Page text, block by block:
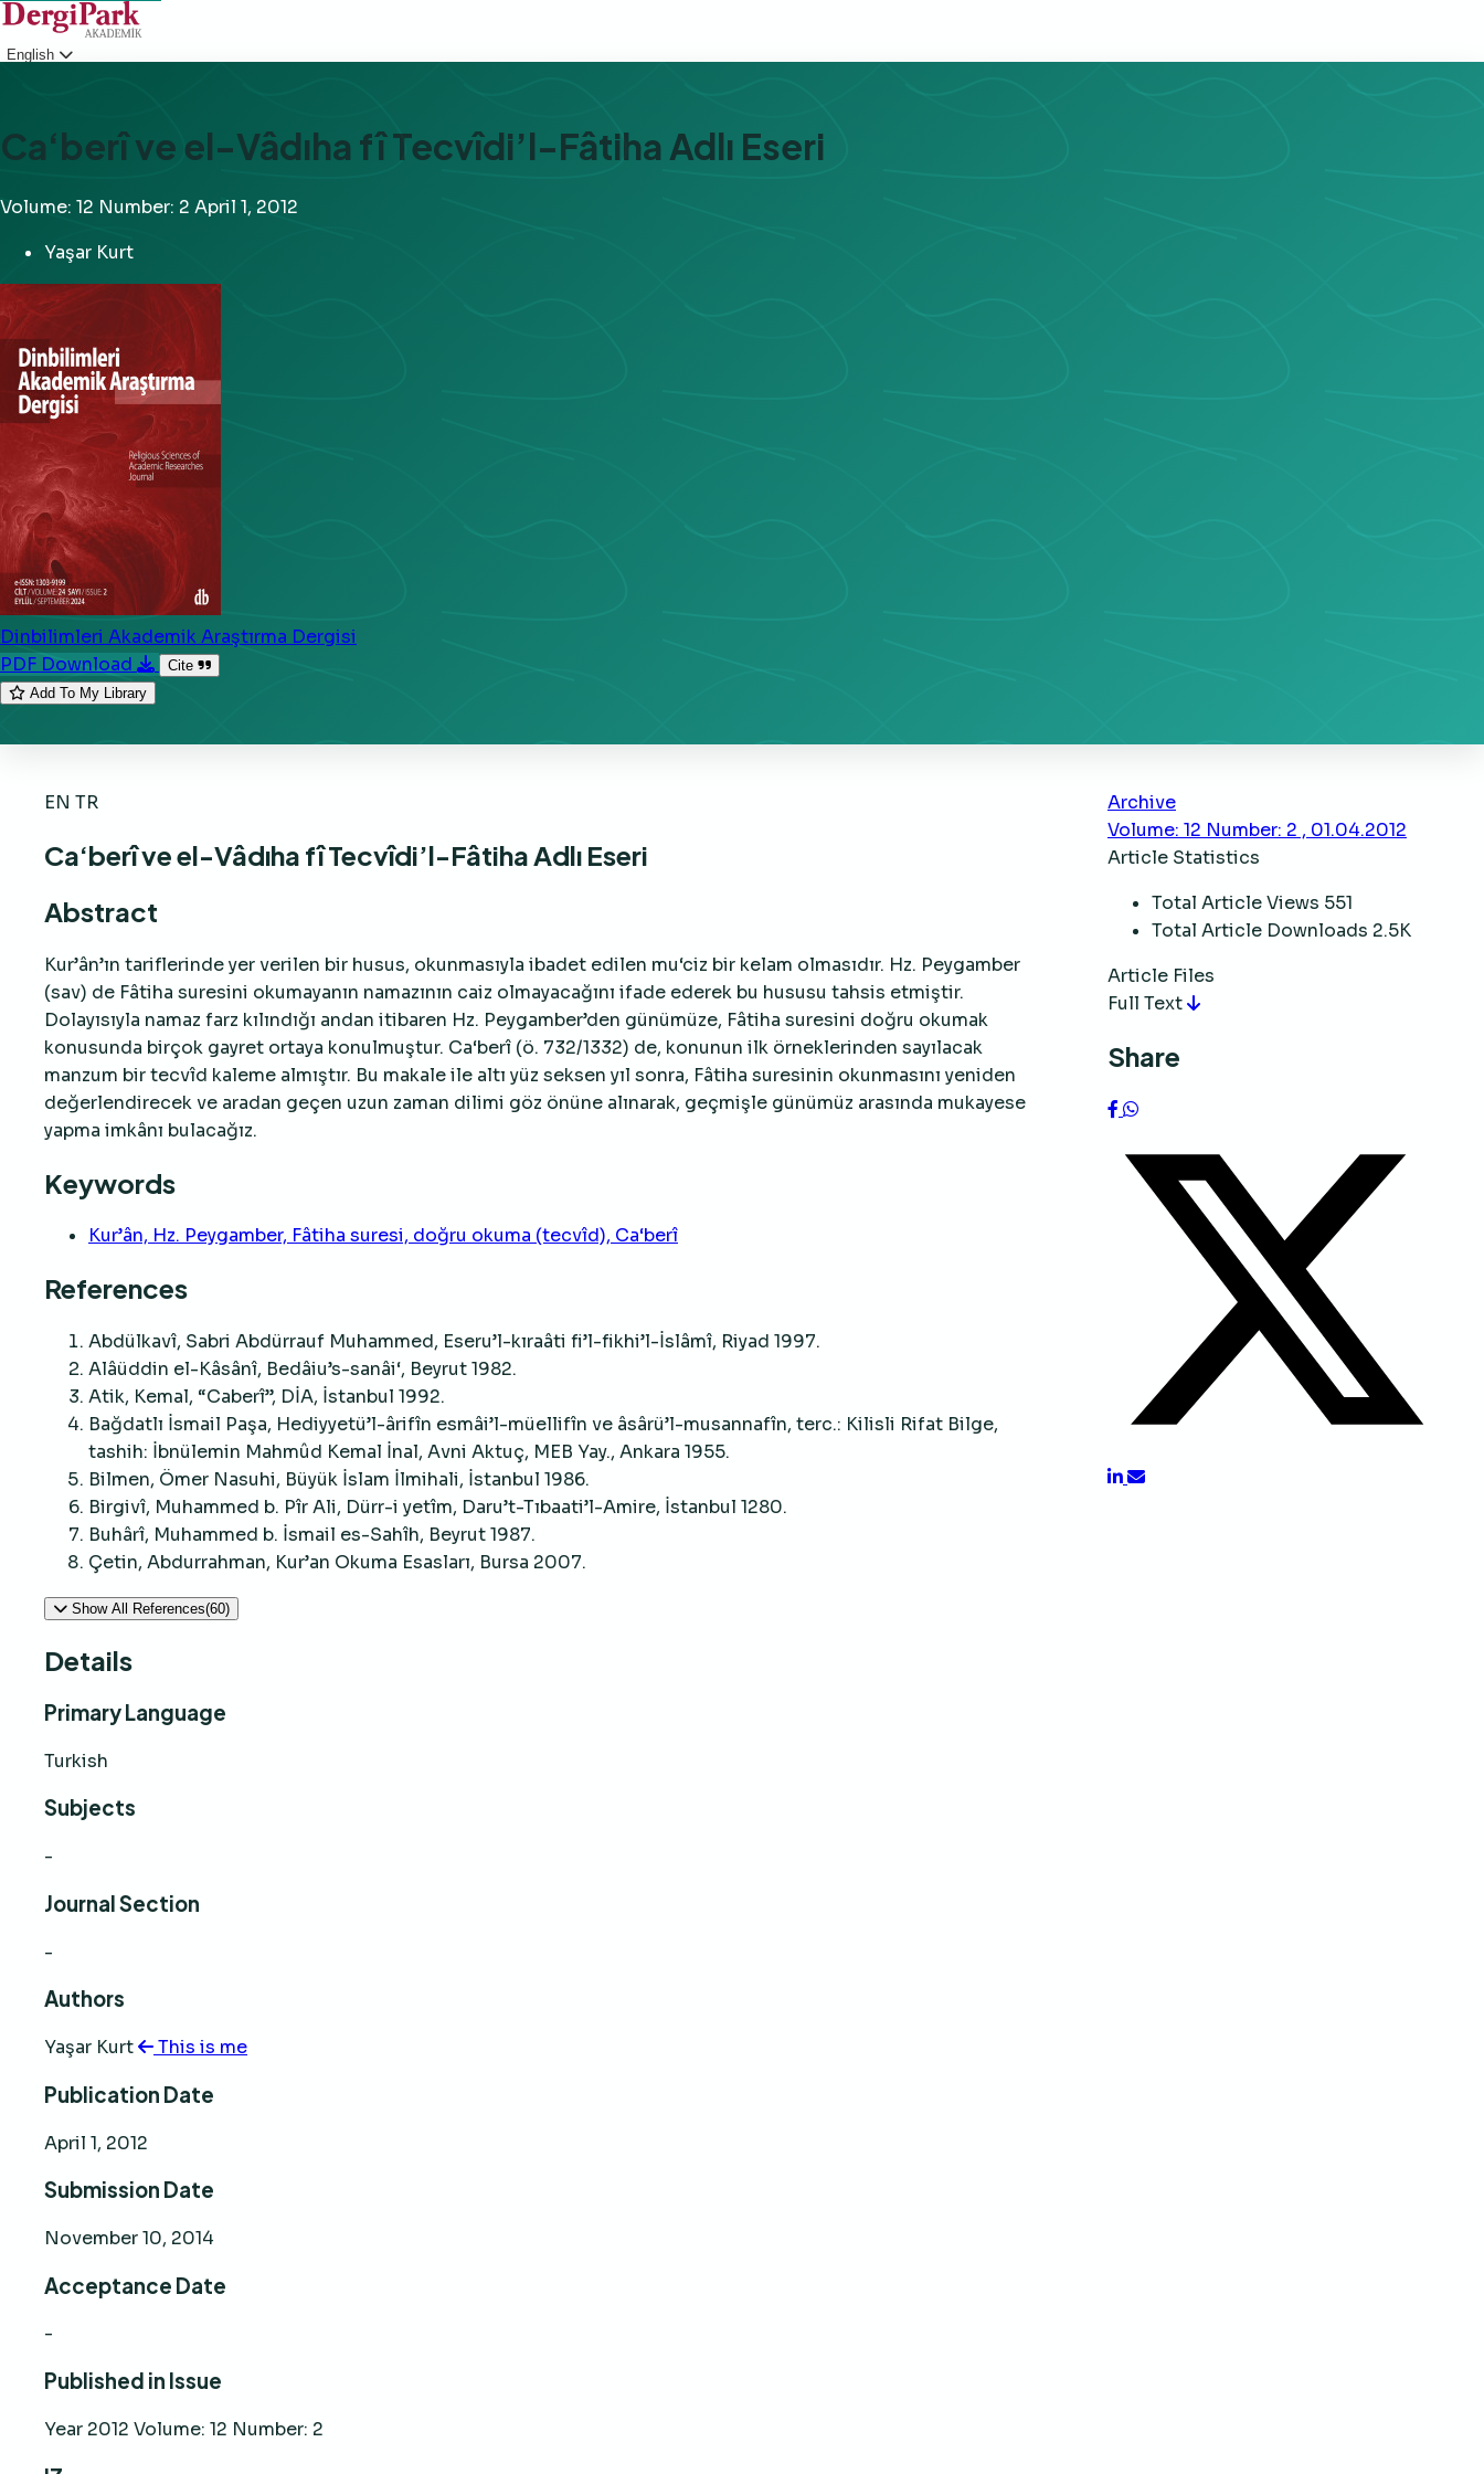
English
Ca‘berî ve el-Vâdıha fî Tecvîdi’l-Fâtiha Adlı Eseri
Volume: 12 Number: 2 April 1, 2012
Yaşar Kurt
Dinbilimleri Akademik Araştırma Dergisi
PDF Download
Cite
Add To My Library
EN TR
Ca‘berî ve el-Vâdıha fî Tecvîdi’l-Fâtiha Adlı Eseri
Abstract
Kur’ân’ın tariflerinde yer verilen bir husus, okunmasıyla ibadet edilen mu‘ciz bir kelam olmasıdır. Hz. Peygamber
(sav) de Fâtiha suresini okumayanın namazının caiz olmayacağını ifade ederek bu hususu tahsis etmiştir.
Dolayısıyla namaz farz kılındığı andan itibaren Hz. Peygamber’den günümüze, Fâtiha suresini doğru okumak
konusunda birçok gayret ortaya konulmuştur. Ca‘berî (ö. 732/1332) de, konunun ilk örneklerinden sayılacak
manzum bir tecvîd kaleme almıştır. Bu makale ile altı yüz seksen yıl sonra, Fâtiha suresinin okunmasını yeniden
değerlendirecek ve aradan geçen uzun zaman dilimi göz önüne alınarak, geçmişle günümüz arasında mukayese
yapma imkânı bulacağız.
Keywords
Kur’ân, Hz. Peygamber, Fâtiha suresi, doğru okuma (tecvîd), Ca‘berî
References
Abdülkavî, Sabri Abdürrauf Muhammed, Eseru’l-kıraâti fi’l-fikhi’l-İslâmî, Riyad 1997.
Alâüddin el-Kâsânî, Bedâiu’s-sanâi‘, Beyrut 1982.
Atik, Kemal, “Caberî”, DİA, İstanbul 1992.
Bağdatlı İsmail Paşa, Hediyyetü’l-ârifîn esmâi’l-müellifîn ve âsârü’l-musannafîn, terc.: Kilisli Rifat Bilge,
tashih: İbnülemin Mahmûd Kemal İnal, Avni Aktuç, MEB Yay., Ankara 1955.
Bilmen, Ömer Nasuhi, Büyük İslam İlmihali, İstanbul 1986.
Birgivî, Muhammed b. Pîr Ali, Dürr-i yetîm, Daru’t-Tıbaati’l-Amire, İstanbul 1280.
Buhârî, Muhammed b. İsmail es-Sahîh, Beyrut 1987.
Çetin, Abdurrahman, Kur’an Okuma Esasları, Bursa 2007.
Show All References(60)
Details
Primary Language
Turkish
Subjects
-
Journal Section
-
Authors
Yaşar Kurt This is me
Publication Date
April 1, 2012
Submission Date
November 10, 2014
Acceptance Date
-
Published in Issue
Year 2012 Volume: 12 Number: 2
Archive
Volume: 12 Number: 2 , 01.04.2012
Article Statistics
Total Article Views 551
Total Article Downloads 2.5K
Article Files
Full Text
Share